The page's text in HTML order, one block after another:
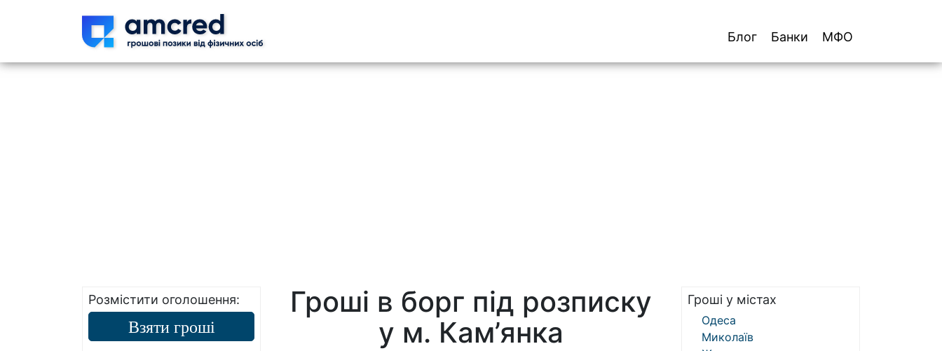
МФО
Банки
Блог
Розмістити оголошення:
Взяти гроші
Гроші в борг під розписку
у м. Кам’янка
Гроші у містах
Одеса
Миколаїв